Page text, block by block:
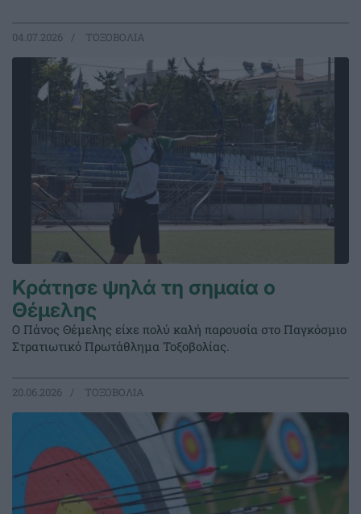
04.07.2026 ΤΟΞΟΒΟΛΙΑ
Κράτησε ψηλά τη σημαία ο
Θέμελης
Ο Πάνος Θέμελης είχε πολύ καλή παρουσία στο Παγκόσμιο
Στρατιωτικό Πρωτάθλημα Τοξοβολίας.
20.06.2026 ΤΟΞΟΒΟΛΙΑ